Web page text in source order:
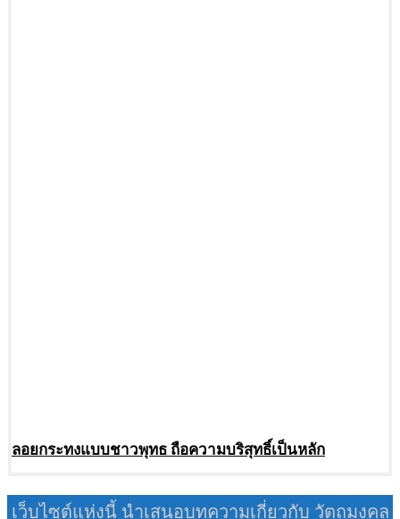
ลอยกระทงแบบชาวพุทธ ถือความบริสุทธิ์เป็นหลัก
เว็บไซต์แห่งนี้ นำเสนอบทความเกี่ยวกับ วัตถุมงคล